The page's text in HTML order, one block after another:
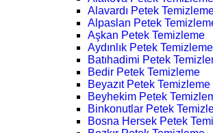
Alavardı Petek
Alpaslan Petek
Aşkan Petek Temizleme
Aydınlık Petek Temizleme
Batıhadimi Petek
Bedir Petek Temizleme
Beyazıt Petek Temizleme
Beyhekim Petek
Binkonutlar Petek
Bosna Hersek Petek